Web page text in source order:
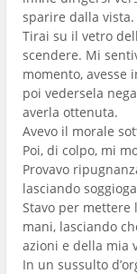
sparire dalla vista.
Tirai su il vetro
scendere. Mi
momento, avesse
poi vedersela
averla ottenuta.
Avevo il morale
Poi, di colpo, mi
Provavo
lasciando
Stavo per mettere
mani, lasciando
azioni e della mia
In un sussulto